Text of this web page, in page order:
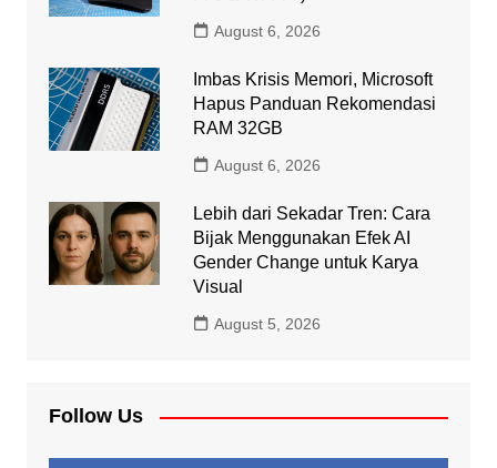
August 6, 2026
Imbas Krisis Memori, Microsoft
Hapus Panduan Rekomendasi
RAM 32GB
August 6, 2026
Lebih dari Sekadar Tren: Cara
Bijak Menggunakan Efek AI
Gender Change untuk Karya
Visual
August 5, 2026
Follow Us